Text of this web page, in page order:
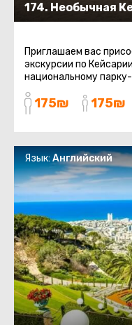
174. Необычная
Приглашаем вас
экскурсии по
национальному
175₪ 175₪
Язык:Английский